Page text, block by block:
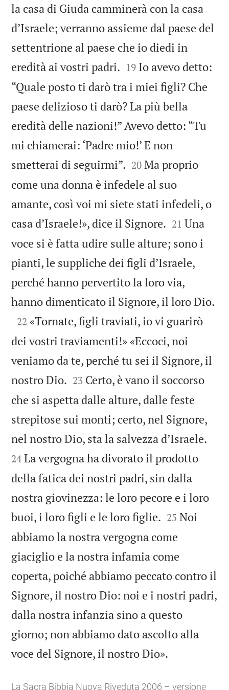
la casa di Giuda camminerà con la casa
d’Israele; verranno assieme dal paese del
settentrione al paese che io diedi in
eredità ai vostri padri. 

19 Io avevo detto:
“Quale posto ti darò tra i miei figli? Che
paese delizioso ti darò? La più bella
eredità delle nazioni!” Avevo detto: “Tu
mi chiamerai: ‘Padre mio!’ E non
smetterai di seguirmi”. 

20 Ma proprio
come una donna è infedele al suo
amante, così voi mi siete stati infedeli, o
casa d’Israele!», dice il Signore. 

21 Una
voce si è fatta udire sulle alture; sono i
pianti, le suppliche dei figli d’Israele,
perché hanno pervertito la loro via,
hanno dimenticato il Signore, il loro Dio.

22 «Tornate, figli traviati, io vi guarirò
dei vostri traviamenti!» «Eccoci, noi
veniamo da te, perché tu sei il Signore, il
nostro Dio. 

23 Certo, è vano il soccorso
che si aspetta dalle alture, dalle feste
strepitose sui monti; certo, nel Signore,
nel nostro Dio, sta la salvezza d’Israele.
24 La vergogna ha divorato il prodotto
della fatica dei nostri padri, sin dalla
nostra giovinezza: le loro pecore e i loro
buoi, i loro figli e le loro figlie. 

25 Noi
abbiamo la nostra vergogna come
giaciglio e la nostra infamia come
coperta, poiché abbiamo peccato contro il
Signore, il nostro Dio: noi e i nostri padri,
dalla nostra infanzia sino a questo
giorno; non abbiamo dato ascolto alla
voce del Signore, il nostro Dio».
La Sacra Bibbia Nuova Riveduta 2006 – versione